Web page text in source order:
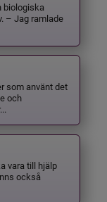
biologiska
– Jag ramlade
som använt det
och
vara till hjälp
också